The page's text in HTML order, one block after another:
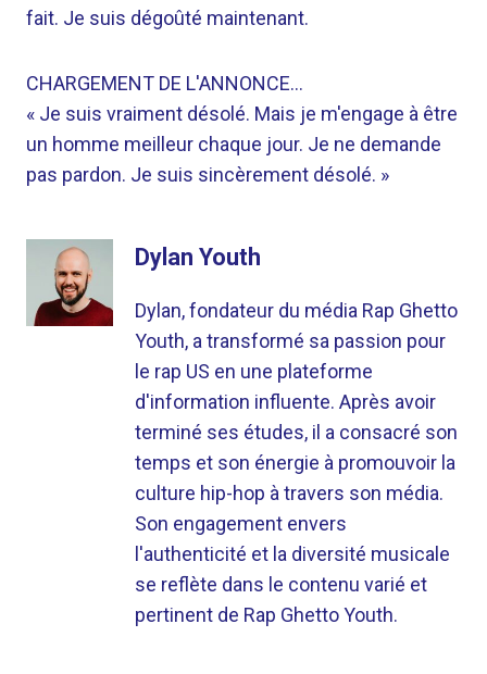
fait. Je suis dégoûté maintenant.
CHARGEMENT DE L'ANNONCE…
« Je suis vraiment désolé. Mais je m'engage à être
un homme meilleur chaque jour. Je ne demande
pas pardon. Je suis sincèrement désolé. »
Dylan Youth
Dylan, fondateur du média Rap Ghetto
Youth, a transformé sa passion pour
le rap US en une plateforme
d'information influente. Après avoir
terminé ses études, il a consacré son
temps et son énergie à promouvoir la
culture hip-hop à travers son média.
Son engagement envers
l'authenticité et la diversité musicale
se reflète dans le contenu varié et
pertinent de Rap Ghetto Youth.